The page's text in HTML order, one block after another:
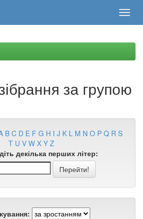
за групою
B C D E F G H I J K L M N O P Q R S
T U V W X Y Z
декілька перших літер: